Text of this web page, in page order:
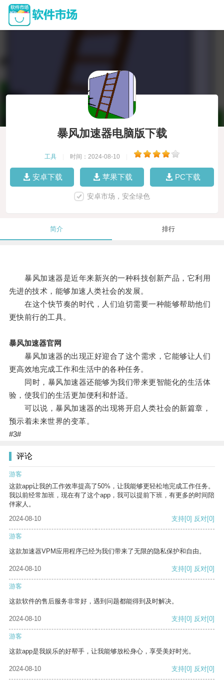
暴风加速器电脑版下载
工具 时间：2024-08-10
安卓下载 苹果下载 PC下载
安卓市场，安全绿色
简介 排行
暴风加速器是近年来新兴的一种科技创新产品，它利用
先进的技术，能够加速人类社会的发展。
在这个快节奏的时代，人们迫切需要一种能够帮助他们
更快前行的工具。
暴风加速器官网
暴风加速器的出现正好迎合了这个需求，它能够让人们
更高效地完成工作和生活中的各种任务。
同时，暴风加速器还能够为我们带来更智能化的生活体
验，使我们的生活更加便利和舒适。
可以说，暴风加速器的出现将开启人类社会的新篇章，
预示着未来世界的变革。
#3#
评论
游客
这款app让我的工作效率提高了50%，让我能够更轻松地完成工作任务。
我以前经常加班，现在有了这个app，我可以提前下班，有更多的时间陪
伴家人。
2024-08-10
支持[0] 反对[0]
游客
这款加速器VPM应用程序已经为我们带来了无限的隐私保护和自由。
2024-08-10 支持[0] 反对[0]
游客
这款软件的售后服务非常好，遇到问题都能得到及时解决。
2024-08-10 支持[0] 反对[0]
游客
这款app是我娱乐的好帮手，让我能够放松身心，享受美好时光。
2024-08-10 支持[0] 反对[0]